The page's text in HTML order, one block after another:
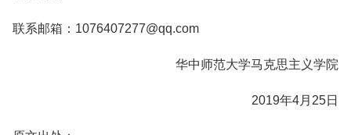
联系邮箱：1076407277@qq.com
华中师范大学马克思主义学院
2019年4月25日